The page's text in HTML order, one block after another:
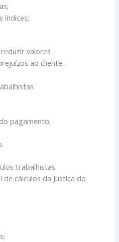
índices;
valores
ao cliente.
pagamento;
trabalhistas
cálculos da Justiça do